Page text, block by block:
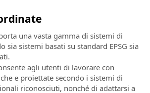
una vasta gamma di sistemi di
sia sistemi basati su standard EPSG sia
agli utenti di lavorare con
e proiettate secondo i sistemi di
riconosciuti, nonché di adattarsi a